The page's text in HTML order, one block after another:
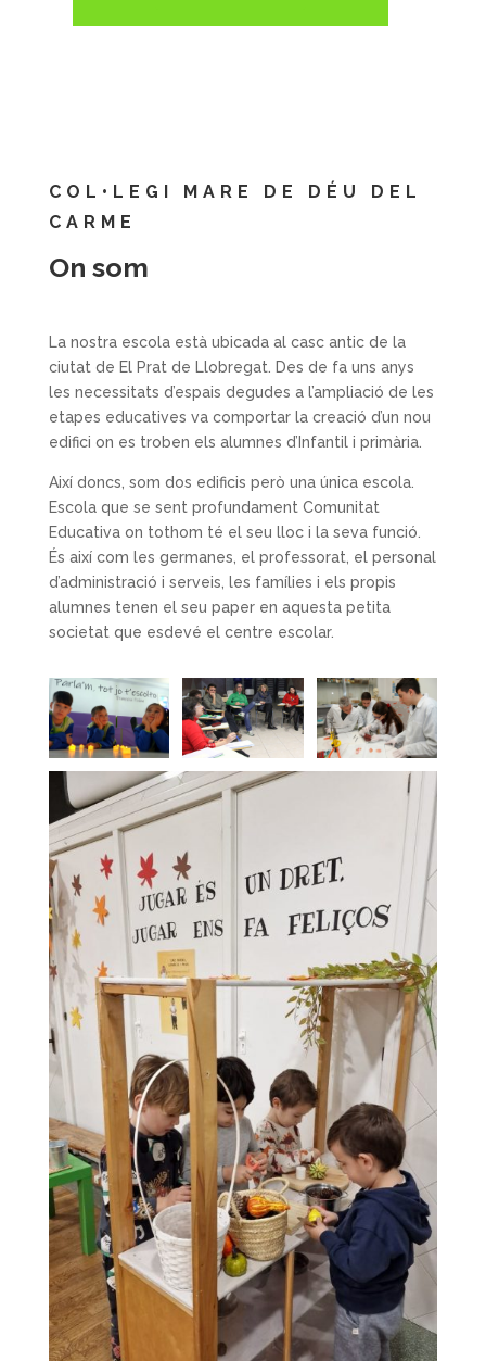
COL•LEGI MARE DE DÉU DEL
CARME
On som
La nostra escola està ubicada al casc antic de la
ciutat de El Prat de Llobregat. Des de fa uns anys
les necessitats d’espais degudes a l’ampliació de les
etapes educatives va comportar la creació d’un nou
edifici on es troben els alumnes d’Infantil i primària.
Així doncs, som dos edificis però una única escola.
Escola que se sent profundament Comunitat
Educativa on tothom té el seu lloc i la seva funció.
És així com les germanes, el professorat, el personal
d’administració i serveis, les famílies i els propis
alumnes tenen el seu paper en aquesta petita
societat que esdevé el centre escolar.